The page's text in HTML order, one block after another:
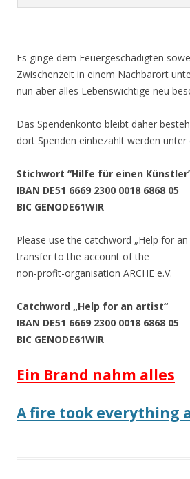
Es ginge dem Feuergeschädigten
Zwischenzeit in einem Nachbarort
nun aber alles Lebenswichtige neu
Das Spendenkonto bleibt daher
dort Spenden einbezahlt werden unter
Stichwort “Hilfe für einen
IBAN DE51 6669 2300 0018 6868 05
BIC GENODE61WIR
Please use the catchword „Help for
transfer to the account of the
non-profit-organisation ARCHE e.V.
Catchword „Help for an artist“
IBAN DE51 6669 2300 0018 6868 05
BIC GENODE61WIR
Ein Brand nahm alles
A fire took everything